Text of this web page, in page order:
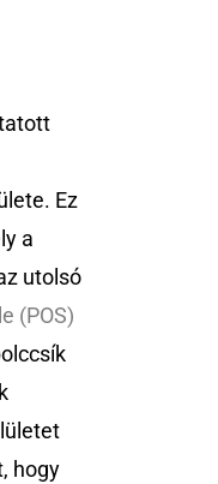
Ez
a
utolsó
(POS)
hogy